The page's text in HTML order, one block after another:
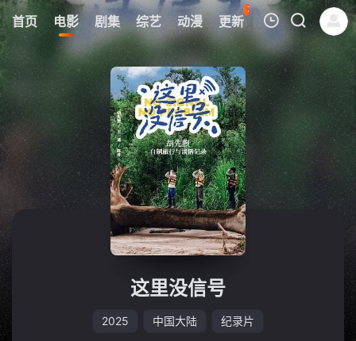
首页 电影 剧集 综艺 动漫 更新
78
热榜 APP
我的观影记录
暂无观看影片的记录
这里没信号
2025 中国大陆 纪录片